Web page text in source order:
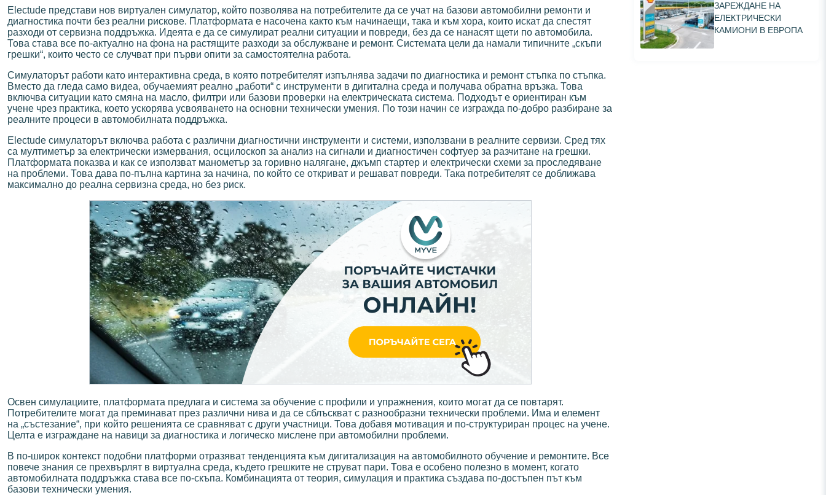
Electude представи нов виртуален симулатор, който позволява на потребителите да се учат на базови автомобилни ремонти и
диагностика почти без реални рискове. Платформата е насочена както към начинаещи, така и към хора, които искат да спестят
разходи от сервизна поддръжка. Идеята е да се симулират реални ситуации и повреди, без да се нанасят щети по автомобила.
Това става все по-актуално на фона на растящите разходи за обслужване и ремонт. Системата цели да намали типичните „скъпи
грешки“, които често се случват при първи опити за самостоятелна работа.
Симулаторът работи като интерактивна среда, в която потребителят изпълнява задачи по диагностика и ремонт стъпка по стъпка.
Вместо да гледа само видеа, обучаемият реално „работи“ с инструменти в дигитална среда и получава обратна връзка. Това
включва ситуации като смяна на масло, филтри или базови проверки на електрическата система. Подходът е ориентиран към
учене чрез практика, което ускорява усвояването на основни технически умения. По този начин се изгражда по-добро разбиране за
реалните процеси в автомобилната поддръжка.
Electude симулаторът включва работа с различни диагностични инструменти и системи, използвани в реалните сервизи. Сред тях
са мултиметър за електрически измервания, осцилоскоп за анализ на сигнали и диагностичен софтуер за разчитане на грешки.
Платформата показва и как се използват манометър за горивно налягане, джъмп стартер и електрически схеми за проследяване
на проблеми. Това дава по-пълна картина за начина, по който се откриват и решават повреди. Така потребителят се доближава
максимално до реална сервизна среда, но без риск.
Освен симулациите, платформата предлага и система за обучение с профили и упражнения, които могат да се повтарят.
Потребителите могат да преминават през различни нива и да се сблъскват с разнообразни технически проблеми. Има и елемент
на „състезание“, при който решенията се сравняват с други участници. Това добавя мотивация и по-структуриран процес на учене.
Целта е изграждане на навици за диагностика и логическо мислене при автомобилни проблеми.
В по-широк контекст подобни платформи отразяват тенденцията към дигитализация на автомобилното обучение и ремонтите. Все
повече знания се прехвърлят в виртуална среда, където грешките не струват пари. Това е особено полезно в момент, когато
автомобилната поддръжка става все по-скъпа. Комбинацията от теория, симулация и практика създава по-достъпен път към
базови технически умения.
ЗАРЕЖДАНЕ НА
ЕЛЕКТРИЧЕСКИ
КАМИОНИ В ЕВРОПА